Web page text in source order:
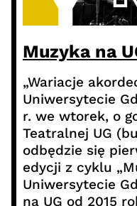
Muzyka na
„Wariacje
Uniwersytecie
r. we wtorek, o
Teatralnej UG
odbędzie się
edycji z cyklu
Uniwersytecie
na UG od 2015